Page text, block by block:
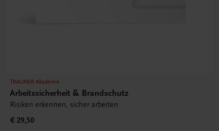
TRAUNER Akademie
Arbeitssicherheit & Brandschutz
Risiken erkennen, sicher arbeiten
€ 29,50